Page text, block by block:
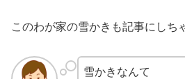
このわが家の雪かきも記事にしち
雪かきなんて